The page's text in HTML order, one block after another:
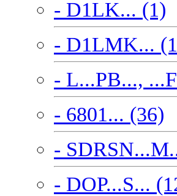
- D1LK... (1)
- D1LMK...
- L...PB...,
- 6801... (36)
-
- DOP...S...